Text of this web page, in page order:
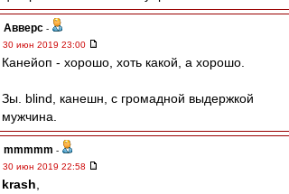
Авверс -
30 июн 2019 23:00
Канейоп - хорошо, хоть какой, а хорошо.
Зы. blind, канешн, с громадной выдержкой
мужчина.
mmmmm -
30 июн 2019 22:58
krash